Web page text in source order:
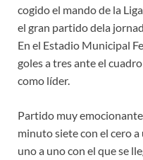
cogido el mando de la
el gran partido dela
En el Estadio Municipal
goles a tres ante el
como líder.
Partido muy
minuto siete con el cero a
uno a uno con el que se